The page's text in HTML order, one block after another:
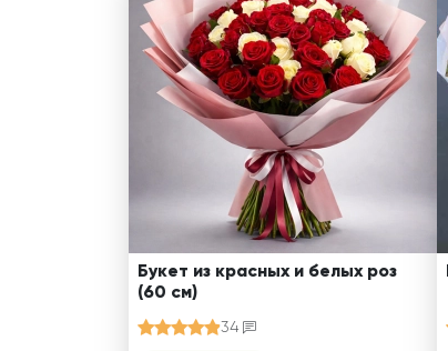
Букет из красных и белых роз
(60 см)
34